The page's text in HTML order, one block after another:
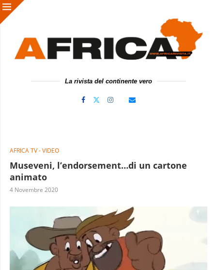
La rivista del continente vero
AFRICA TV - VIDEO
Museveni, l’endorsement…di un cartone
animato
4 Novembre 2020